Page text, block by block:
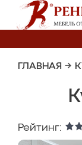
ГЛАВНАЯ →
Рейтинг: